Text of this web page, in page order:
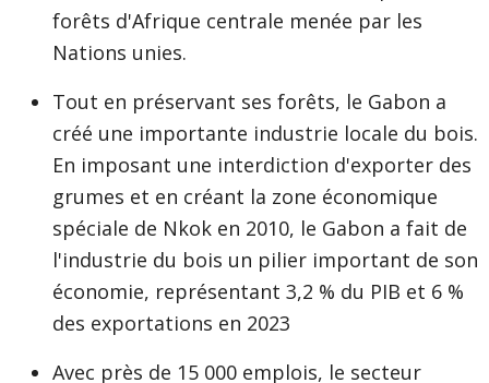
forêts d'Afrique centrale menée par les
Nations unies.
Tout en préservant ses forêts, le Gabon a
créé une importante industrie locale du bois.
En imposant une interdiction d'exporter des
grumes et en créant la zone économique
spéciale de Nkok en 2010, le Gabon a fait de
l'industrie du bois un pilier important de son
économie, représentant 3,2 % du PIB et 6 %
des exportations en 2023
Avec près de 15 000 emplois, le secteur